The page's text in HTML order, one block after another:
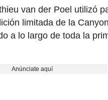
van der Poel utilizó
limitada de la
a lo largo de toda la
Anúnciate aquí